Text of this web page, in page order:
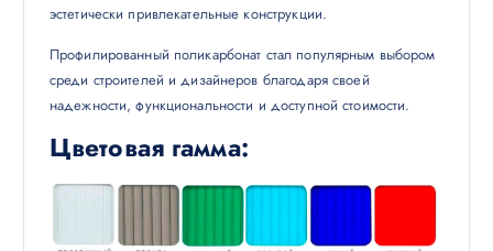
эстетически привлекательные конструкции.
Профилированный поликарбонат стал популярным выбором
среди строителей и дизайнеров благодаря своей
надежности, функциональности и доступной стоимости.
Цветовая гамма: